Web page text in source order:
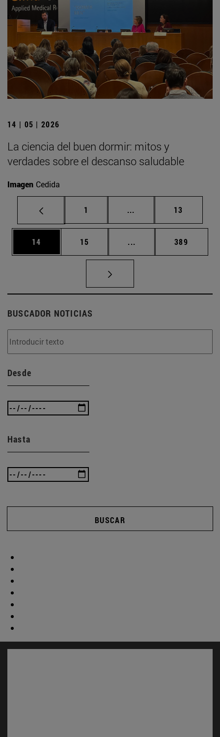
14 | 05 | 2026
La ciencia del buen dormir: mitos y
verdades sobre el descanso saludable
Imagen Cedida
Página
1 ... Páginas intermedias
Página
13
Página
14 Página
15 ... Páginas intermedias
Página
389
BUSCADOR NOTICIAS
Desde
Hasta
BUSCAR